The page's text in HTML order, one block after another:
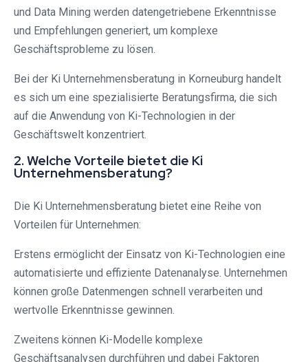
und Data Mining werden datengetriebene Erkenntnisse
und Empfehlungen generiert, um komplexe
Geschäftsprobleme zu lösen.
Bei der Ki Unternehmensberatung in Korneuburg handelt
es sich um eine spezialisierte Beratungsfirma, die sich
auf die Anwendung von Ki-Technologien in der
Geschäftswelt konzentriert.
2. Welche Vorteile bietet die Ki
Unternehmensberatung?
Die Ki Unternehmensberatung bietet eine Reihe von
Vorteilen für Unternehmen:
Erstens ermöglicht der Einsatz von Ki-Technologien eine
automatisierte und effiziente Datenanalyse. Unternehmen
können große Datenmengen schnell verarbeiten und
wertvolle Erkenntnisse gewinnen.
Zweitens können Ki-Modelle komplexe
Geschäftsanalysen durchführen und dabei Faktoren